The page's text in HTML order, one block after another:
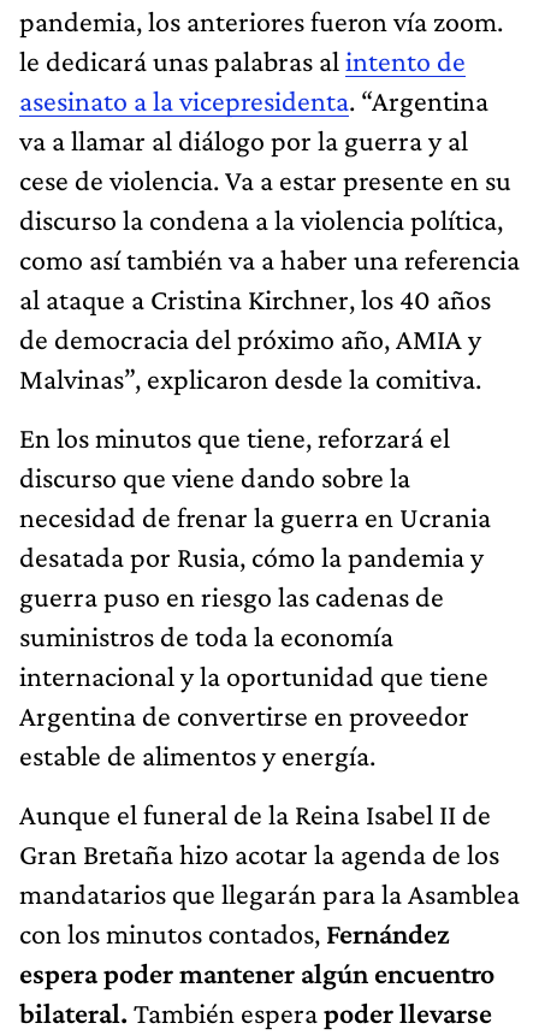
pandemia, los anteriores fueron vía zoom.
le dedicará unas palabras al intento de
asesinato a la vicepresidenta. “Argentina
va a llamar al diálogo por la guerra y al
cese de violencia. Va a estar presente en su
discurso la condena a la violencia política,
como así también va a haber una referencia
al ataque a Cristina Kirchner, los 40 años
de democracia del próximo año, AMIA y
Malvinas”, explicaron desde la comitiva.
En los minutos que tiene, reforzará el
discurso que viene dando sobre la
necesidad de frenar la guerra en Ucrania
desatada por Rusia, cómo la pandemia y
guerra puso en riesgo las cadenas de
suministros de toda la economía
internacional y la oportunidad que tiene
Argentina de convertirse en proveedor
estable de alimentos y energía.
Aunque el funeral de la Reina Isabel II de
Gran Bretaña hizo acotar la agenda de los
mandatarios que llegarán para la Asamblea
con los minutos contados, Fernández
espera poder mantener algún encuentro
bilateral. También esperapoder llevarse